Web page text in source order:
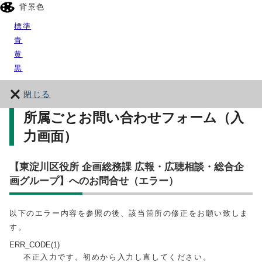
背景色
標準
青
黄
黒
閉じる
所属ごとお問い合わせフォーム（入
力画面）
【東淀川区役所 企画総務課 広報・広聴相談・総合企
画グループ】へのお問合せ（エラー）
以下のエラー内容を参照の後、該当箇所の修正をお願い致しま
す。
ERR_CODE(1)
不正入力です。初めから入力し直してください。